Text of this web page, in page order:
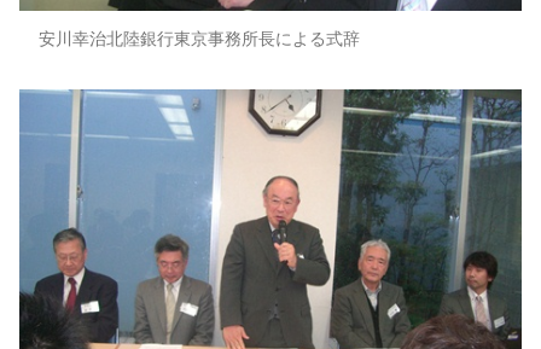
安川幸治北陸銀行東京事務所長による式辞